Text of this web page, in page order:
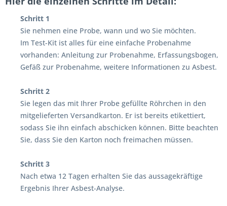
Schritt 1
Sie nehmen eine Probe, wann und wo Sie möchten.
Im Test-Kit ist alles für eine einfache Probenahme
vorhanden: Anleitung zur Probenahme, Erfassungsbogen,
Gefäß zur Probenahme, weitere Informationen zu Asbest.
Schritt 2
Sie legen das mit Ihrer Probe gefüllte Röhrchen in den
mitgelieferten Versandkarton. Er ist bereits etikettiert,
sodass Sie ihn einfach abschicken können. Bitte beachten
Sie, dass Sie den Karton noch freimachen müssen.
Schritt 3
Nach etwa 12 Tagen erhalten Sie das aussagekräftige
Ergebnis Ihrer Asbest-Analyse.